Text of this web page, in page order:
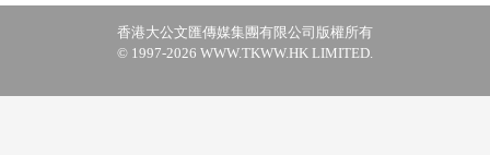
香港大公文匯傳媒集團有限公司版權所有
© 1997-2026 WWW.TKWW.HK LIMITED.